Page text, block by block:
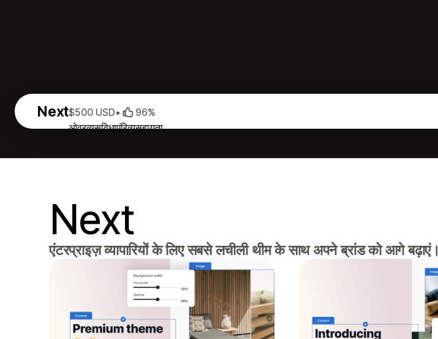
Next
ओवरव्यूसुविधाएंरिव्यूसहायता
$500 USD• 96%
Next
एंटरप्राइज़ व्यापारियों के लिए सबसे लचीली थीम के साथ अपने ब्रांड को आगे बढ़ाएं।